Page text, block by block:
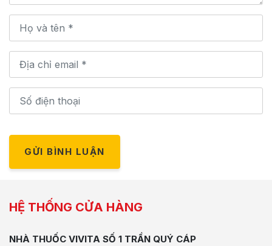
GỬI BÌNH LUẬN
HỆ THỐNG CỬA HÀNG
NHÀ THUỐC VIVITA SỐ 1 TRẦN QUÝ CÁP